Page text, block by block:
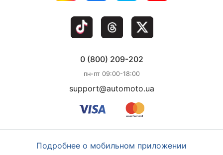
0 (800) 209-202
пн-пт 09:00-18:00
support@automoto.ua
Подробнее о мобильном приложении